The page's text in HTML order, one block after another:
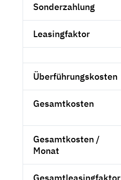
Sonderzahlung
Leasingfaktor
Überführungskosten
Gesamtkosten
Gesamtkosten /
Monat